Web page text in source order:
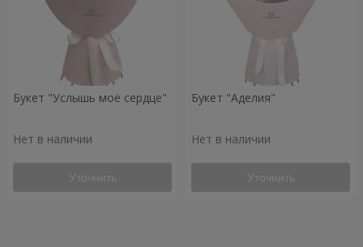
Букет "Услышь моё сердце"
Нет в наличии
Уточнить
Букет "Аделия"
Нет в наличии
Уточнить